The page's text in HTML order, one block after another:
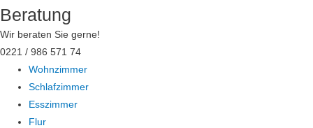
Beratung
Wir beraten Sie gerne!
0221 / 986 571 74
Wohnzimmer
Schlafzimmer
Esszimmer
Flur